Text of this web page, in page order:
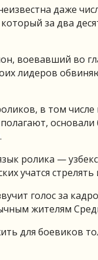
даже
за два
воевавший во
лидеров
в том числе
ролика —
учатся
голос за
жителям
для боевиков